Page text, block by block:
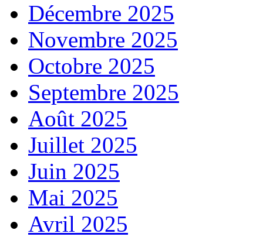
Décembre 2025
Novembre 2025
Octobre 2025
Septembre 2025
Août 2025
Juillet 2025
Juin 2025
Mai 2025
Avril 2025